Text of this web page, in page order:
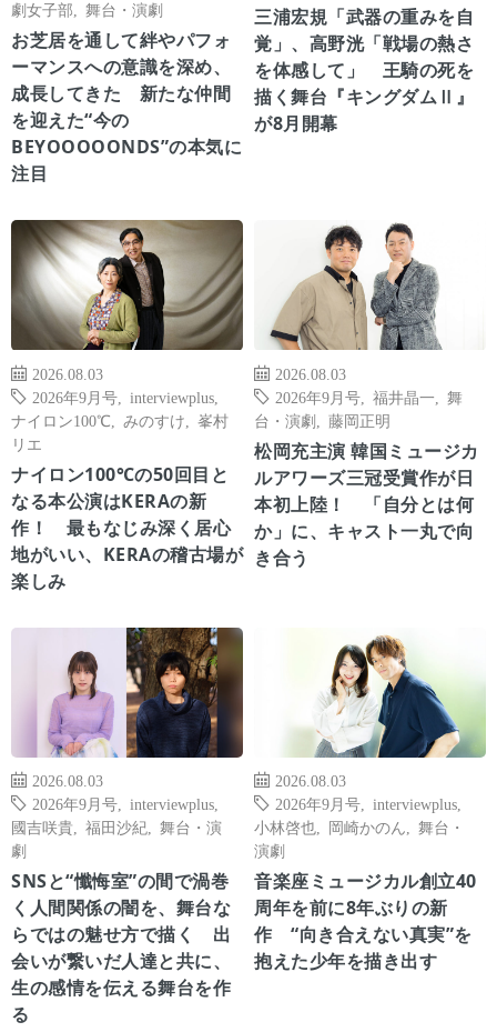
劇女子部
舞台・演劇
お芝居を通して絆やパフォ
ーマンスへの意識を深め、
成長してきた 新たな仲間
を迎えた“今の
BEYOOOOONDS”の本気に
注目
三浦宏規「武器の重みを自
覚」、高野洸「戦場の熱さ
を体感して」 王騎の死を
描く舞台『キングダムⅡ』
が8月開幕
2026.08.03
2026年9月号
interviewplus
ナイロン100℃
みのすけ
峯村
リエ
ナイロン100℃の50回目と
なる本公演はKERAの新
作！ 最もなじみ深く居心
地がいい、KERAの稽古場が
楽しみ
2026.08.03
2026年9月号
福井晶一
舞
台・演劇
藤岡正明
松岡充主演 韓国ミュージカ
ルアワーズ三冠受賞作が日
本初上陸！ 「自分とは何
か」に、キャスト一丸で向
き合う
2026.08.03
2026年9月号
interviewplus
國吉咲貴
福田沙紀
舞台・演
劇
SNSと“懺悔室”の間で渦巻
く人間関係の闇を、舞台な
らではの魅せ方で描く 出
会いが繋いだ人達と共に、
生の感情を伝える舞台を作
る
2026.08.03
2026年9月号
interviewplus
小林啓也
岡崎かのん
舞台・
演劇
音楽座ミュージカル創立40
周年を前に8年ぶりの新
作 “向き合えない真実”を
抱えた少年を描き出す